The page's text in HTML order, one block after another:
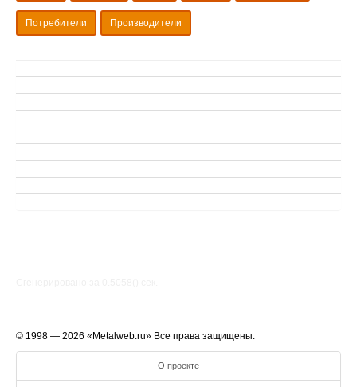
Потребители Производители
© 1998 — 2026 «Metalweb.ru» Все права защищены.
О проекте